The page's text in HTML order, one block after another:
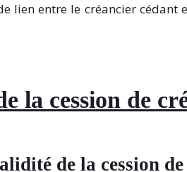
lien entre le créancier cédant
la cession de
de la cession de